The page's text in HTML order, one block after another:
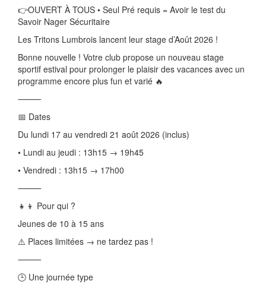
👉OUVERT À TOUS • Seul Pré requis = Avoir le test du
Savoir Nager Sécuritaire
Les Tritons Lumbrois lancent leur stage d’Août 2026 !
Bonne nouvelle ! Votre club propose un nouveau stage
sportif estival pour prolonger le plaisir des vacances avec un
programme encore plus fun et varié 🔥
⸻
📅 Dates
Du lundi 17 au vendredi 21 août 2026 (inclus)
• Lundi au jeudi : 13h15 → 19h45
• Vendredi : 13h15 → 17h00
⸻
👧👦 Pour qui ?
Jeunes de 10 à 15 ans
⚠️ Places limitées → ne tardez pas !
⸻
🕒 Une journée type